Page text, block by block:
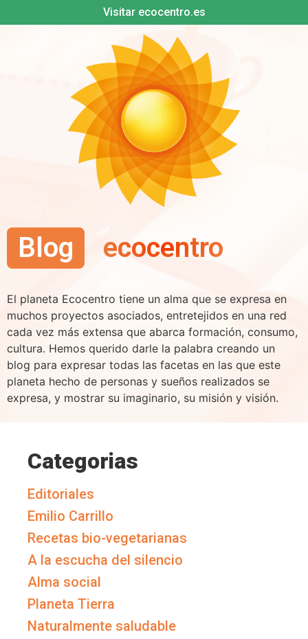
Visitar ecocentro.es
Blog ecocentro
El planeta Ecocentro tiene un alma que se expresa en
muchos proyectos asociados, entretejidos en una red
cada vez más extensa que abarca formación, consumo,
cultura. Hemos querido darle la palabra creando un
blog para expresar todas las facetas en las que este
planeta hecho de personas y sueños realizados se
expresa, y mostrar su imaginario, su misión y visión.
Categorias
Editoriales
Emilio Carrillo
Recetas bio-vegetarianas
A la escucha del silencio
Alma social
Planeta Tierra
Naturalmente saludable